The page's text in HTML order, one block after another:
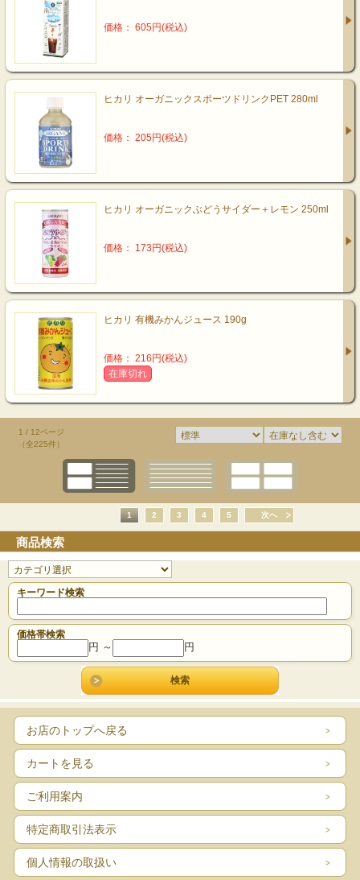
価格： 605円(税込)
ヒカリ オーガニックスポーツドリンクPET 280ml
価格： 205円(税込)
ヒカリ オーガニックぶどうサイダー＋レモン 250ml
価格： 173円(税込)
ヒカリ 有機みかんジュース 190g
価格： 216円(税込)
在庫切れ
1 / 12ページ
（全225件）
1 2 3 4 5 次へ
商品検索
キーワード検索
価格帯検索
円 ～ 円
お店のトップへ戻る
カートを見る
ご利用案内
特定商取引法表示
個人情報の取扱い